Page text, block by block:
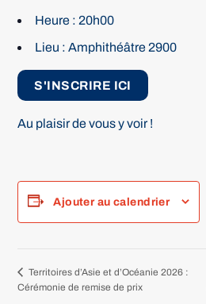
Heure : 20h00
Lieu : Amphithéâtre 2900
S'INSCRIRE ICI
Au plaisir de vous y voir !
Ajouter au calendrier
Territoires d’Asie et d’Océanie 2026 :
Cérémonie de remise de prix